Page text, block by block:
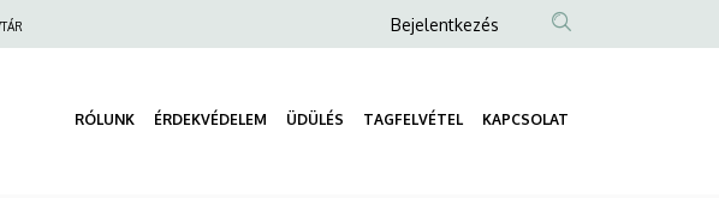
Anonim
menüje
Bejelentkezés
RÓLUNK ÉRDEKVÉDELEM ÜDÜLÉS TAGFELVÉTEL KAPCSOLAT